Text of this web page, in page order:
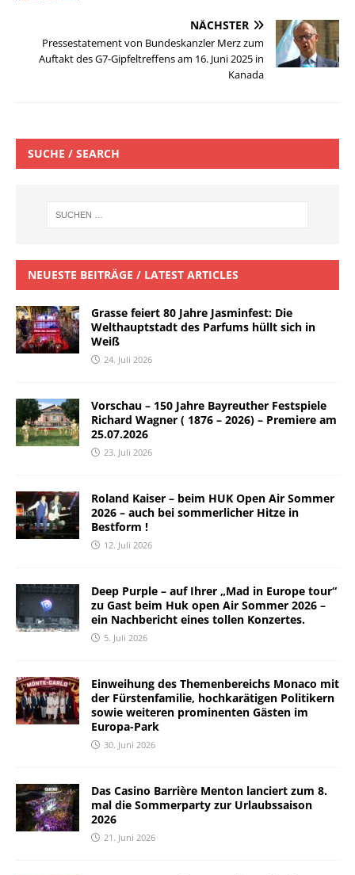
NÄCHSTER
Pressestatement von Bundeskanzler Merz zum
Auftakt des G7-Gipfeltreffens am 16. Juni 2025 in
Kanada
SUCHE / SEARCH
NEUESTE BEITRÄGE / LATEST ARTICLES
Grasse feiert 80 Jahre Jasminfest: Die
Welthauptstadt des Parfums hüllt sich in
Weiß
24. Juli 2026
Vorschau – 150 Jahre Bayreuther Festspiele
Richard Wagner ( 1876 – 2026) – Premiere am
25.07.2026
23. Juli 2026
Roland Kaiser – beim HUK Open Air Sommer
2026 – auch bei sommerlicher Hitze in
Bestform !
12. Juli 2026
Deep Purple – auf Ihrer „Mad in Europe tour“
zu Gast beim Huk open Air Sommer 2026 –
ein Nachbericht eines tollen Konzertes.
5. Juli 2026
Einweihung des Themenbereichs Monaco mit
der Fürstenfamilie, hochkarätigen Politikern
sowie weiteren prominenten Gästen im
Europa-Park
30. Juni 2026
Das Casino Barrière Menton lanciert zum 8.
mal die Sommerparty zur Urlaubssaison
2026
21. Juni 2026